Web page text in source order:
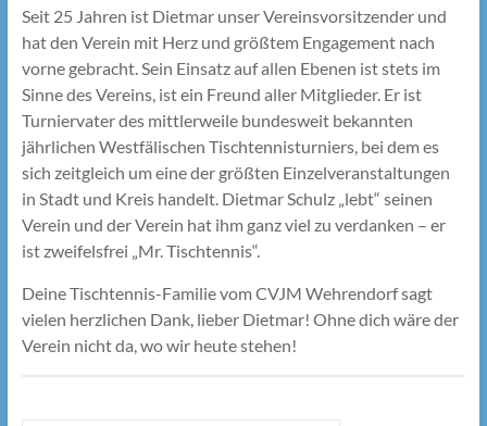
Seit 25 Jahren ist Dietmar unser Vereinsvorsitzender und
hat den Verein mit Herz und größtem Engagement nach
vorne gebracht. Sein Einsatz auf allen Ebenen ist stets im
Sinne des Vereins, ist ein Freund aller Mitglieder. Er ist
Turniervater des mittlerweile bundesweit bekannten
jährlichen Westfälischen Tischtennisturniers, bei dem es
sich zeitgleich um eine der größten Einzelveranstaltungen
in Stadt und Kreis handelt. Dietmar Schulz „lebt“ seinen
Verein und der Verein hat ihm ganz viel zu verdanken – er
ist zweifelsfrei „Mr. Tischtennis“.
Deine Tischtennis-Familie vom CVJM Wehrendorf sagt
vielen herzlichen Dank, lieber Dietmar! Ohne dich wäre der
Verein nicht da, wo wir heute stehen!